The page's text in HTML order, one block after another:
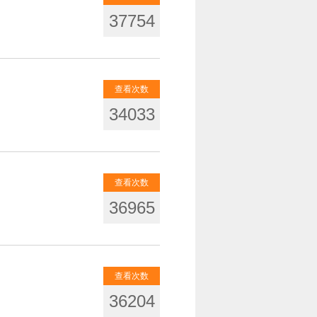
37754
查看次数
34033
查看次数
36965
查看次数
36204